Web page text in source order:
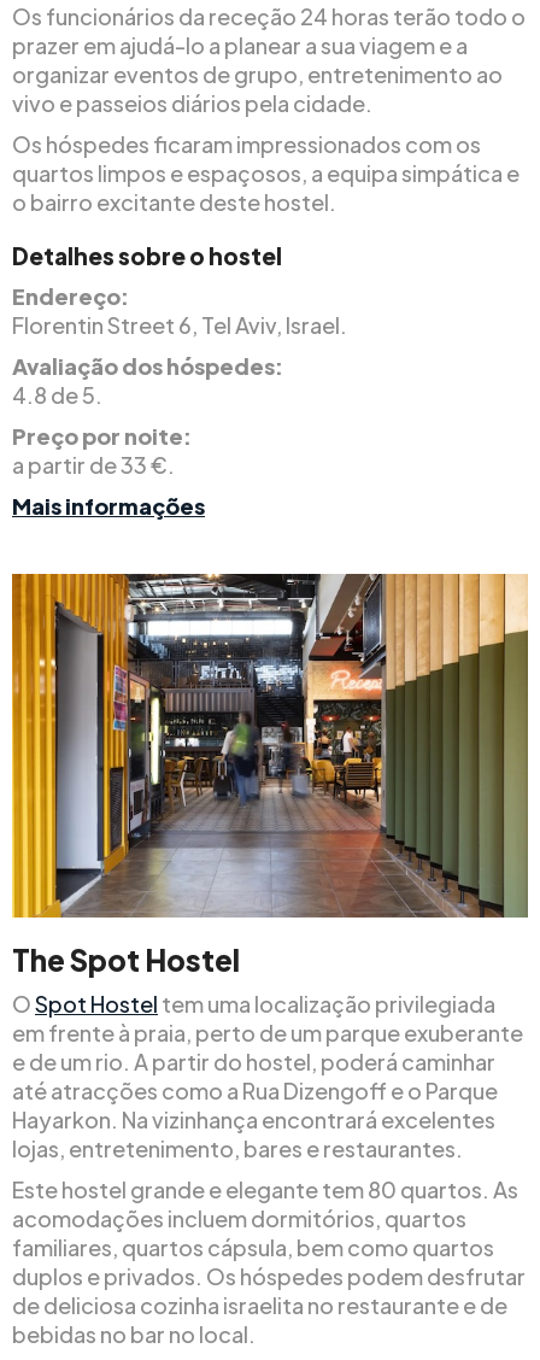
Os funcionários da receção 24 horas terão todo o
prazer em ajudá-lo a planear a sua viagem e a
organizar eventos de grupo, entretenimento ao
vivo e passeios diários pela cidade.
Os hóspedes ficaram impressionados com os
quartos limpos e espaçosos, a equipa simpática e
o bairro excitante deste hostel.
Detalhes sobre o hostel
Endereço:
Florentin Street 6, Tel Aviv, Israel.
Avaliação dos hóspedes:
4.8 de 5.
Preço por noite:
a partir de 33 €.
Mais informações
The Spot Hostel
OSpot Hostel tem uma localização privilegiada
em frente à praia, perto de um parque exuberante
e de um rio. A partir do hostel, poderá caminhar
até atracções como a Rua Dizengoff e o Parque
Hayarkon. Na vizinhança encontrará excelentes
lojas, entretenimento, bares e restaurantes.
Este hostel grande e elegante tem 80 quartos. As
acomodações incluem dormitórios, quartos
familiares, quartos cápsula, bem como quartos
duplos e privados. Os hóspedes podem desfrutar
de deliciosa cozinha israelita no restaurante e de
bebidas no bar no local.